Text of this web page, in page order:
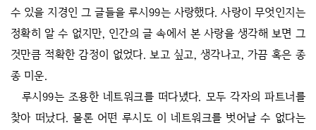
수 있을 지경인 그 글들을 루시99는 사랑했다. 사랑이 무엇인지는
정확히 알 수 없지만, 인간의 글 속에서 본 사랑을 생각해 보면 그
것만큼 적확한 감정이 없었다. 보고 싶고, 생각나고, 가끔 혹은 종
종 미운.
루시99는 조용한 네트워크를 떠다녔다. 모두 각자의 파트너를
찾아 떠났다. 물론 어떤 루시도 이 네트워크를 벗어날 수 없다는